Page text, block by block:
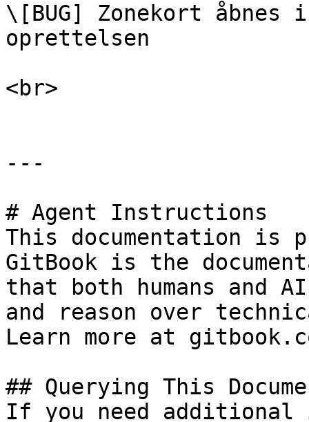
\[BUG] Zonekort
oprettelsen
<br>
---
# Agent Instructions
This documentation is
GitBook is the
that both humans and
and reason over
Learn more at
## Querying This
If you need